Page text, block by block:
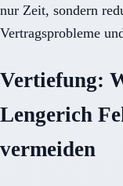
nur Zeit, sondern
Vertragsprobleme
Vertiefung:
Lengerich
vermeiden